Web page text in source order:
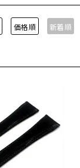
価格順 新着順